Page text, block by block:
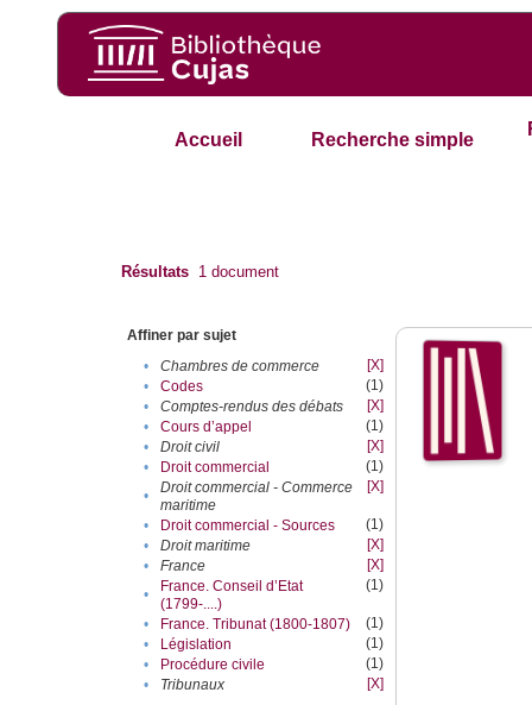
Accueil Recherche simple
Résultats 1 document
Affiner par sujet
•
Chambres de commerce
[X]
•
Codes
(1)
•
Comptes-rendus des débats
[X]
•
Cours d’appel
(1)
•
Droit civil
[X]
•
Droit commercial
(1)
•
Droit commercial - Commerce
maritime
[X]
• Droit commercial - Sources
(1)
•
Droit maritime
[X]
•
France
[X]
•
France. Conseil d’Etat
(1799-....)
(1)
• France. Tribunat (1800-1807)
(1)
•
Législation
(1)
•
Procédure civile
(1)
•
Tribunaux
[X]